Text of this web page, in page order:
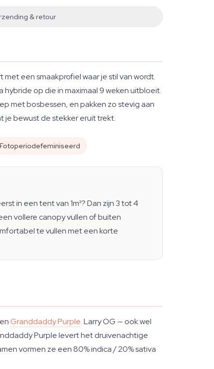
& retour
een smaakprofiel waar je stil van wordt.
op die in maximaal 9 weken uitbloeit.
met bosbessen, en pakken zo stevig aan
je bewust de stekker eruit trekt.
Fotoperiodefeminiseerd
in een tent van 1m²? Dan zijn 3 tot 4
vollere canopy vullen of buiten
te vullen met een korte
Granddaddy Purple. Larry OG — ook wel
Purple levert het druivenachtige
vormen ze een 80% indica / 20% sativa